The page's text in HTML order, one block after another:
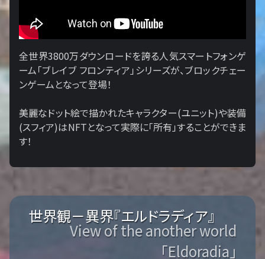
全世界3800万ダウンロードを誇る人気スマートフォンゲ
ーム「ブレイブ フロンティア」シリーズが、ブロックチェー
ンゲームとなって登場！
美麗なドット絵で描かれたキャラクター(ユニット)や装備
(スフィア)はNFTとなって実際に「所有」することができま
す！
世界観－異界『エルドラディア』
View of the another world
「Eldoradia」